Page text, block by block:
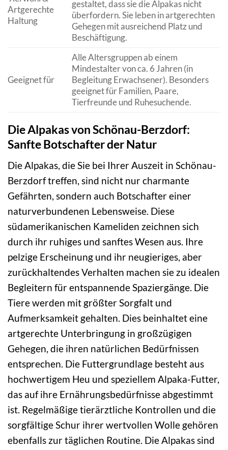
Artgerechte
Haltung
gestaltet, dass sie die Alpakas nicht
überfordern. Sie leben in artgerechten
Gehegen mit ausreichend Platz und
Beschäftigung.
Geeignet für
Alle Altersgruppen ab einem
Mindestalter von ca. 6 Jahren (in
Begleitung Erwachsener). Besonders
geeignet für Familien, Paare,
Tierfreunde und Ruhesuchende.
Die Alpakas von Schönau-Berzdorf:
Sanfte Botschafter der Natur
Die Alpakas, die Sie bei Ihrer Auszeit in Schönau-
Berzdorf treffen, sind nicht nur charmante
Gefährten, sondern auch Botschafter einer
naturverbundenen Lebensweise. Diese
südamerikanischen Kameliden zeichnen sich
durch ihr ruhiges und sanftes Wesen aus. Ihre
pelzige Erscheinung und ihr neugieriges, aber
zurückhaltendes Verhalten machen sie zu idealen
Begleitern für entspannende Spaziergänge. Die
Tiere werden mit größter Sorgfalt und
Aufmerksamkeit gehalten. Dies beinhaltet eine
artgerechte Unterbringung in großzügigen
Gehegen, die ihren natürlichen Bedürfnissen
entsprechen. Die Futtergrundlage besteht aus
hochwertigem Heu und speziellem Alpaka-Futter,
das auf ihre Ernährungsbedürfnisse abgestimmt
ist. Regelmäßige tierärztliche Kontrollen und die
sorgfältige Schur ihrer wertvollen Wolle gehören
ebenfalls zur täglichen Routine. Die Alpakas sind